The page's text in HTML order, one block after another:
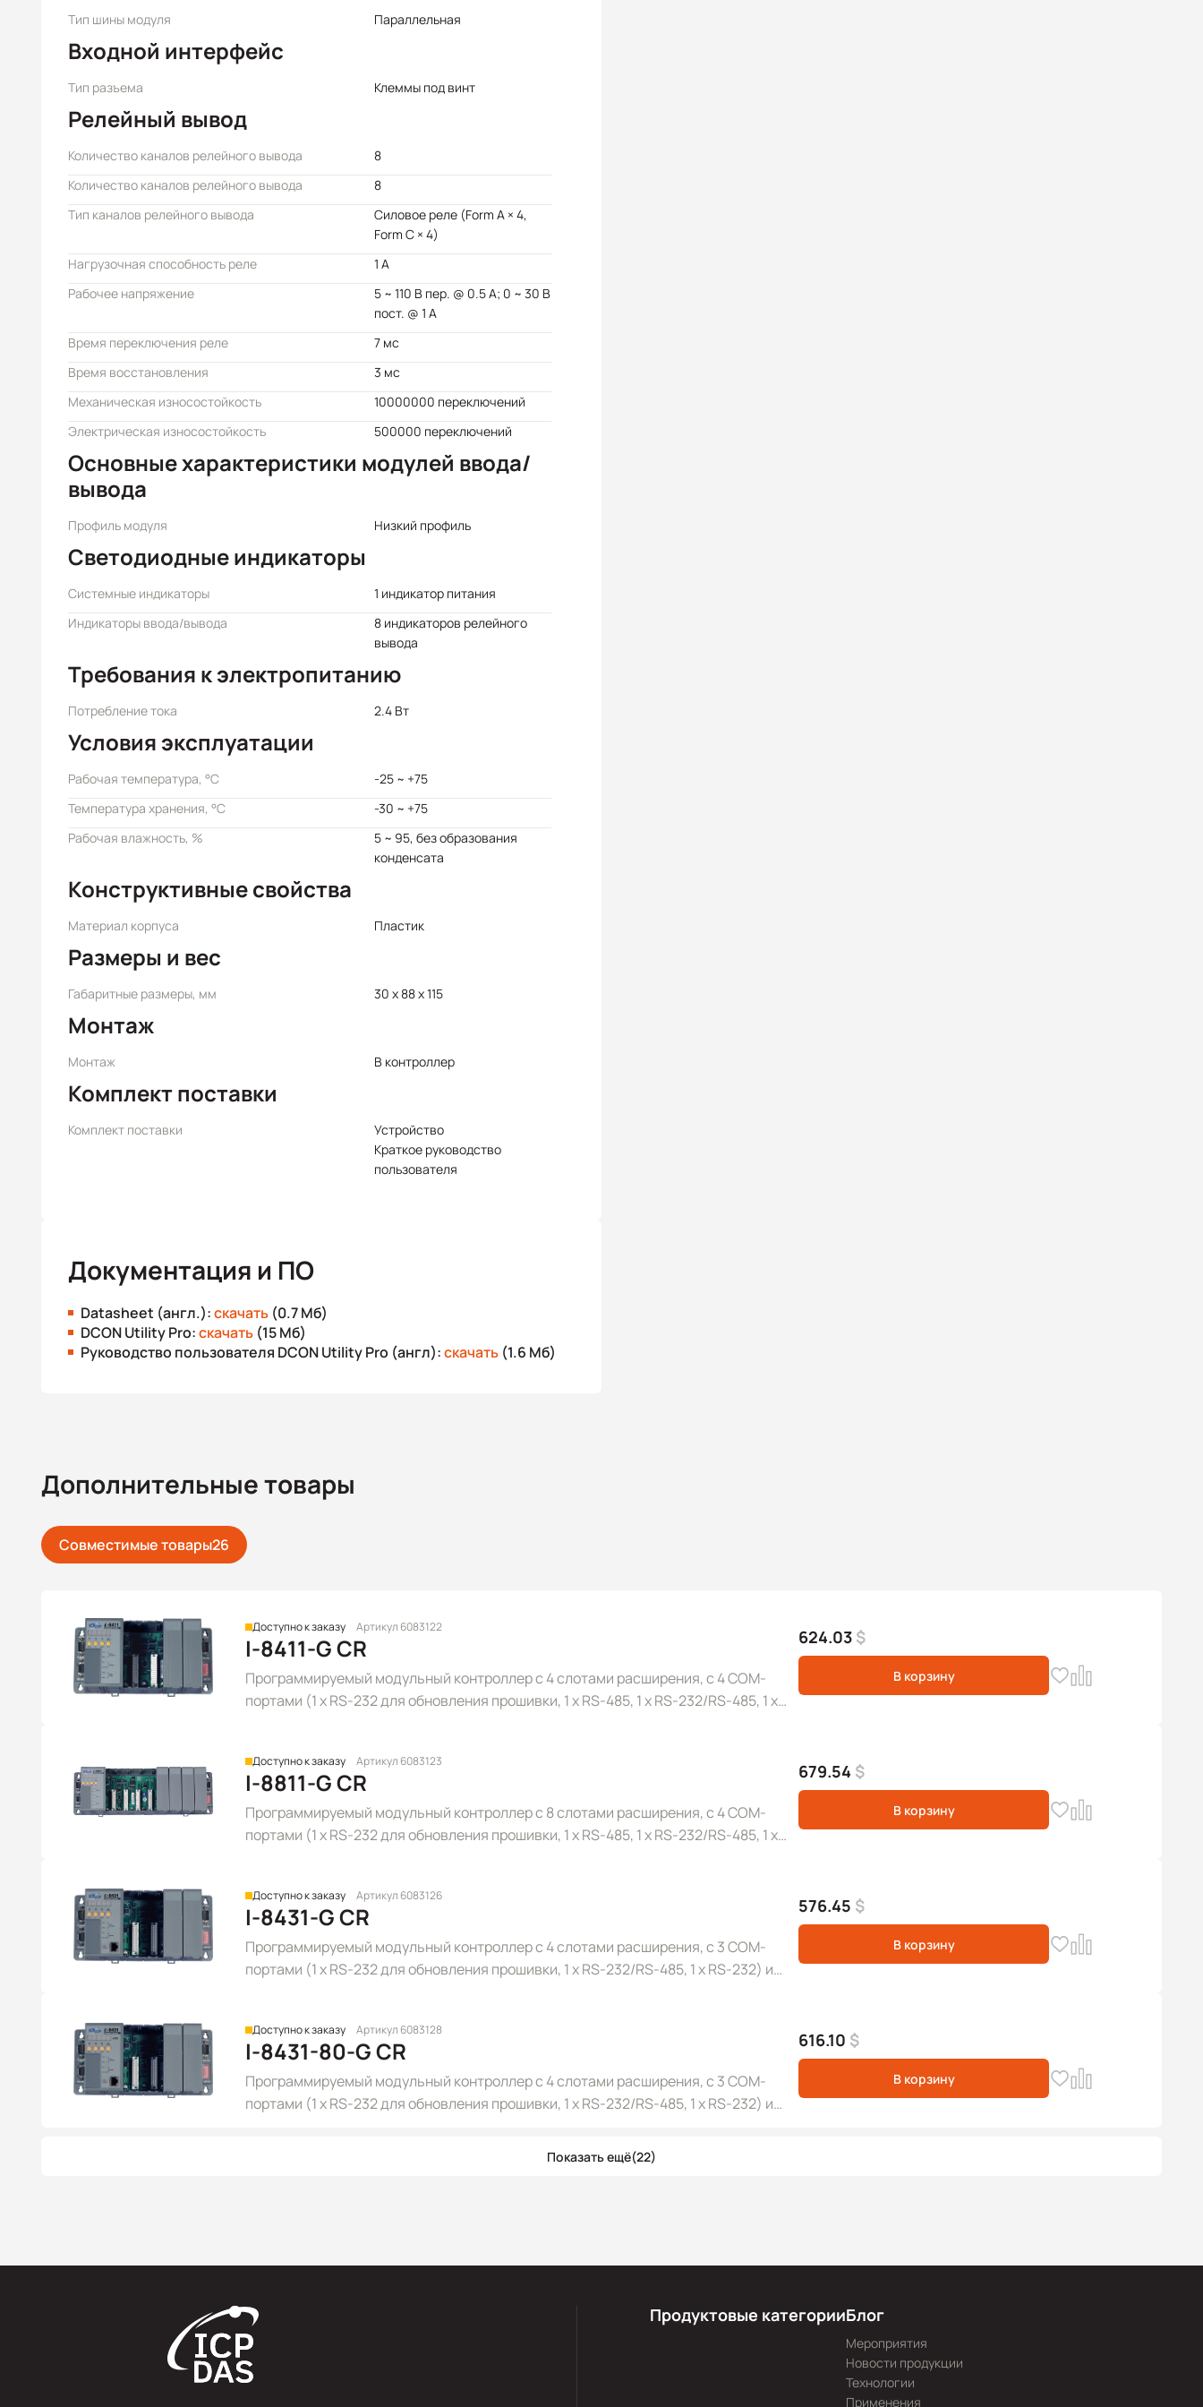
Тип шины модуля Параллельная
Входной интерфейс
Тип разъема Клеммы под винт
Релейный вывод
Количество каналов релейного вывода
8
Количество каналов релейного вывода
8
Тип каналов релейного вывода
Силовое реле (Form A × 4,
Form C × 4)
Нагрузочная способность реле
1 А
Рабочее напряжение
5 ~ 110 В пер. @ 0.5 А; 0 ~ 30 В
пост. @ 1 А
Время переключения реле
7 мс
Время восстановления
3 мс
Механическая износостойкость
10000000 переключений
Электрическая износостойкость
500000 переключений
Основные характеристики модулей ввода/
вывода
Профиль модуля Низкий профиль
Светодиодные индикаторы
Системные индикаторы
1 индикатор питания
Индикаторы ввода/вывода
8 индикаторов релейного
вывода
Требования к электропитанию
Потребление тока 2.4 Вт
Условия эксплуатации
Рабочая температура, °C
-25 ~ +75
Температура хранения, °C
-30 ~ +75
Рабочая влажность, %
5 ~ 95, без образования
конденсата
Конструктивные свойства
Материал корпуса Пластик
Размеры и вес
Габаритные размеры, мм 30 x 88 x 115
Монтаж
Монтаж В контроллер
Комплект поставки
Комплект поставки
Устройство
Краткое руководство
пользователя
Документация и ПО
Datasheet (англ.):скачать (0.7 Мб)
DCON Utility Pro:скачать (15 Мб)
Руководство пользователя DCON Utility Pro (англ):скачать (1.6 Мб)
Дополнительные товары
Совместимые товары26
Доступно к заказу Артикул 6083122
I-8411-G CR
Программируемый модульный контроллер с 4 слотами расширения, с 4 COM-
портами (1 x RS-232 для обновления прошивки, 1 x RS-485, 1 x RS-232/RS-485, 1 x
624.03 $
В корзину
Доступно к заказу Артикул 6083123
I-8811-G CR
Программируемый модульный контроллер с 8 слотами расширения, с 4 COM-
портами (1 x RS-232 для обновления прошивки, 1 x RS-485, 1 x RS-232/RS-485, 1 x
679.54 $
В корзину
Доступно к заказу Артикул 6083126
I-8431-G CR
Программируемый модульный контроллер с 4 слотами расширения, с 3 COM-
портами (1 x RS-232 для обновления прошивки, 1 x RS-232/RS-485, 1 x RS-232) и
576.45 $
В корзину
Доступно к заказу Артикул 6083128
I-8431-80-G CR
Программируемый модульный контроллер с 4 слотами расширения, с 3 COM-
портами (1 x RS-232 для обновления прошивки, 1 x RS-232/RS-485, 1 x RS-232) и
616.10 $
В корзину
Показать ещё(22)
Продуктовые категорииБлог
Мероприятия
Новости продукции
Технологии
Применения